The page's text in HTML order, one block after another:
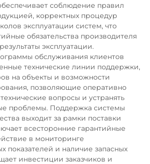
соблюдение правил
корректных процедур
эксплуатации систем, что
обязательства производителя
эксплуатации.
обслуживания клиентов
технические линии поддержки,
на объекты и возможности
позволяющие оперативно
вопросы и устранять
проблемы. Поддержка системы
выходит за рамки поставки
всесторонние гарантийные
в мониторинге
показателей и наличие запасных
инвестиции заказчиков и